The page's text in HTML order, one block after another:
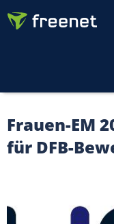
Frauen-EM
für DFB-